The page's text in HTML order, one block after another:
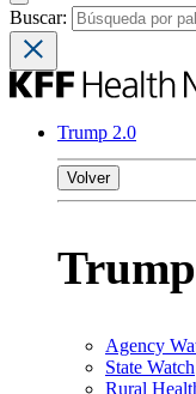
Buscar:
Trump 2.0
Volver
Agency
State Watch
Rural